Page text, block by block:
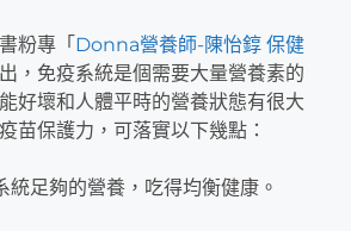
粉專「 Donna營養師-陳怡錞 保健
，免疫系統是個需要大量營養素的
好壞和人體平時的營養狀態有很大
苗保護力，可落實以下幾點：
統足夠的營養，吃得均衡健康。